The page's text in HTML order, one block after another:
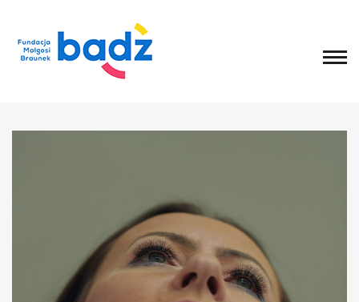
Rada Fundacji
Rada Programowa
Wolontariusze
Sprawozdania
Kongres